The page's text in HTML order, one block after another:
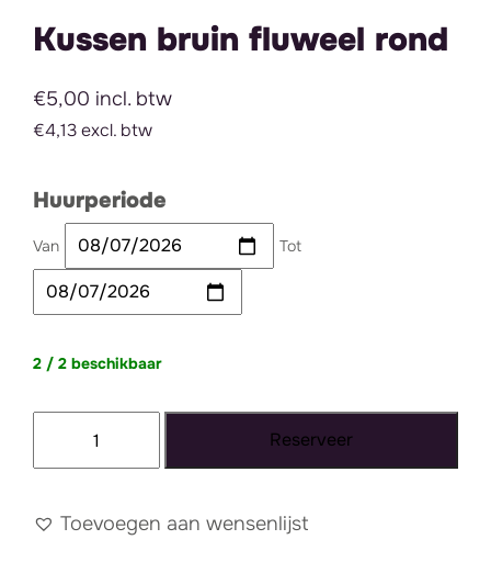
Kussen bruin fluweel rond
€5,00 incl. btw
€4,13 excl. btw
Huurperiode
Van Tot
2 / 2 beschikbaar
rond
Reserveer
Toevoegen aan wensenlijst